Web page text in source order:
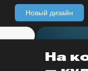
Новый дизайн